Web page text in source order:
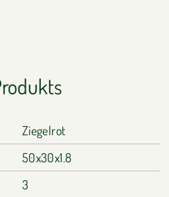
Ziegelrot
50x30x1.8
3